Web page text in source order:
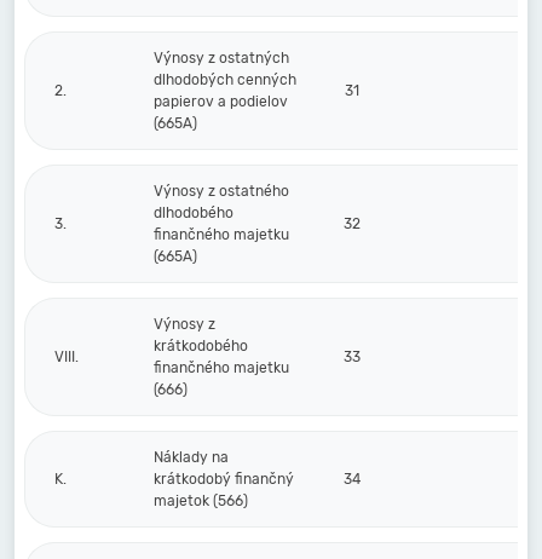
2.
Výnosy z ostatných
dlhodobých cenných
papierov a podielov
(665A)
31
3.
Výnosy z ostatného
dlhodobého
finančného majetku
(665A)
32
VIII.
Výnosy z
krátkodobého
finančného majetku
(666)
33
K.
Náklady na
krátkodobý finančný
majetok (566)
34